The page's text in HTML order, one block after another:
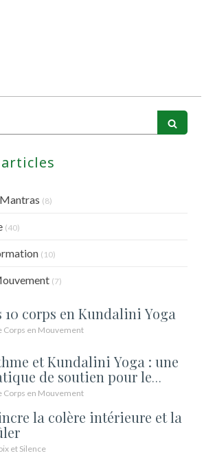
(8)
(40)
(10)
(7)
10 corps en Kundalini Yoga
Corps en Mouvement
et Kundalini Yoga : une
de soutien pour le
Corps en Mouvement
la colère intérieure et la
et Silence